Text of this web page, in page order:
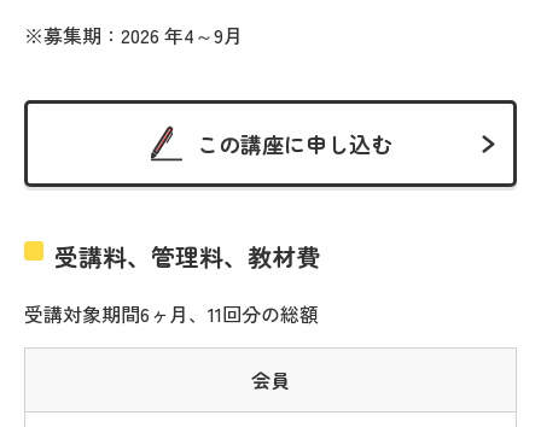
※募集期：2026 年4～9月
この講座に申し込む
受講料、管理料、教材費
受講対象期間6ヶ月、11回分の総額
会員